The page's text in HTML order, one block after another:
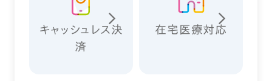
キャッシュレス決
済
在宅医療対応